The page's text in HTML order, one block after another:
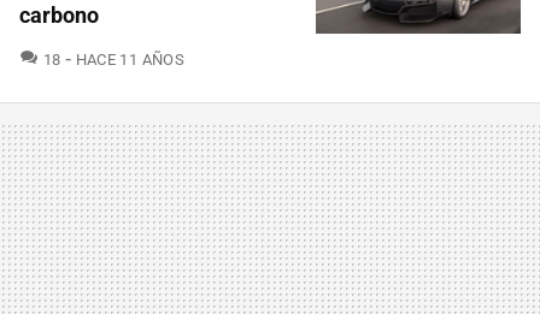
carbono
18 COMENTARIOS
HACE 11 AÑOS